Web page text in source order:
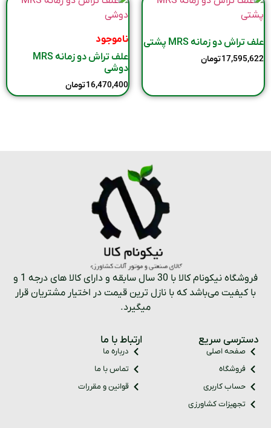
علف تراش دو زمانه MRS پشتی
17,595,622تومان
ناموجود
علف تراش دو زمانه MRS
دوشی
16,470,400تومان
فروشگاه نیکونام کالا با 30 سال سابقه و دارای کالا های درجه 1 و
با کیفیت می‌باشد که با نازل ترین قیمت در اختیار مشتریان قرار
میگیرد.
دسترسی سریع
صفحه اصلی
فروشگاه
حساب کاربری
تجهیزات کشاورزی
ارتباط با ما
درباره ما
تماس با ما
قوانین و مقررات